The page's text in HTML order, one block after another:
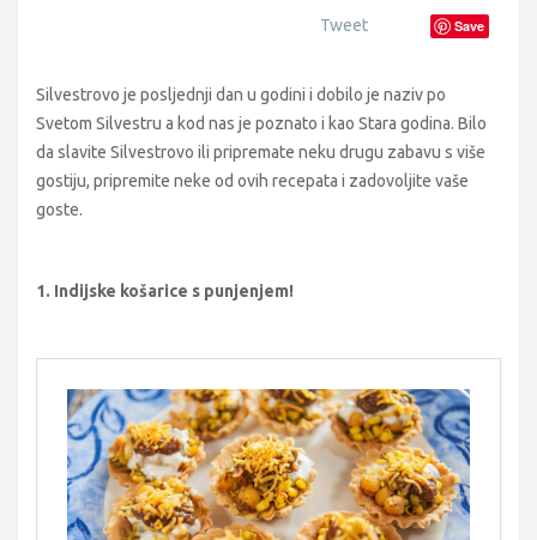
Tweet Save
Silvestrovo je posljednji dan u godini i dobilo je naziv po
Svetom Silvestru a kod nas je poznato i kao Stara godina. Bilo
da slavite Silvestrovo ili pripremate neku drugu zabavu s više
gostiju, pripremite neke od ovih recepata i zadovoljite vaše
goste.
1. Indijske košarice s punjenjem!